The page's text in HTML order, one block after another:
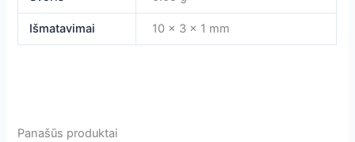
Išmatavimai 10 × 3 × 1 mm
Panašūs produktai